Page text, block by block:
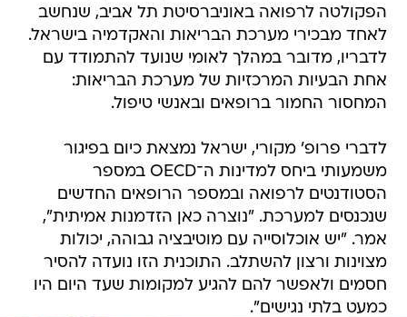
לדבריו, מדובר במהלך לאומי שנועד להתמודד עם
אחת הבעיות המרכזיות של מערכת הבריאות:
המחסור החמור ברופאים ובאנשי טיפול.
לדברי פרופ' מקורי, ישראל נמצאת כיום בפיגור
הסטודנטים לרפואה ובמספר הרופאים החדשים
שנכנסים למערכת. "נוצרה כאן הזדמנות אמיתית",
אמר. "יש אוכלוסייה עם מוטיבציה גבוהה, יכולות
מצוינות ורצון להשתלב. התוכנית הזו נועדה להסיר
חסמים ולאפשר להם להגיע למקומות שעד היום היו
כמעט בלתי נגישים".